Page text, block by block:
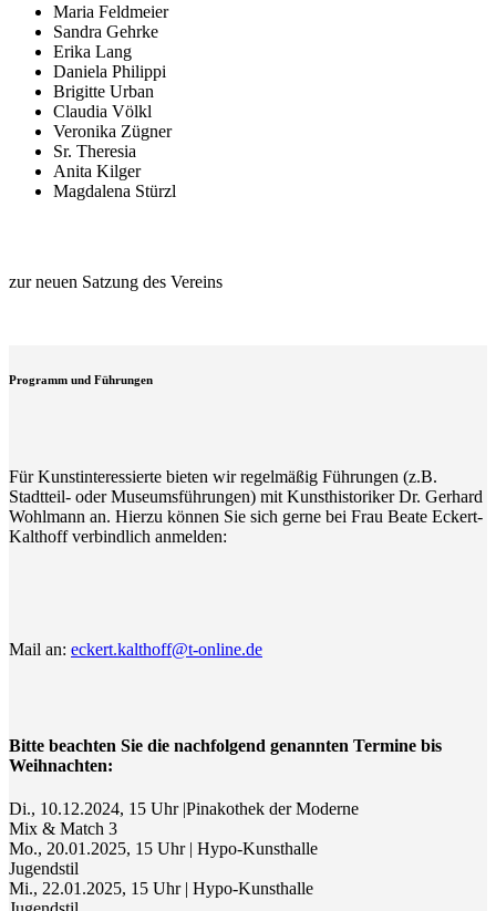
Maria Feldmeier
Sandra Gehrke
Erika Lang
Daniela Philippi
Brigitte Urban
Claudia Völkl
Veronika Zügner
Sr. Theresia
Anita Kilger
Magdalena Stürzl
zur neuen Satzung des Vereins
Programm und Führungen
Für Kunstinteressierte bieten wir regelmäßig Führungen (z.B.
Stadtteil- oder Museumsführungen) mit Kunsthistoriker Dr. Gerhard
Wohlmann an. Hierzu können Sie sich gerne bei Frau Beate Eckert-
Kalthoff verbindlich anmelden:
Mail an: eckert.kalthoff@t-online.de
Bitte beachten Sie die nachfolgend genannten Termine bis
Weihnachten:
Di., 10.12.2024, 15 Uhr |Pinakothek der Moderne
Mix & Match 3
Mo., 20.01.2025, 15 Uhr | Hypo-Kunsthalle
Jugendstil
Mi., 22.01.2025, 15 Uhr | Hypo-Kunsthalle